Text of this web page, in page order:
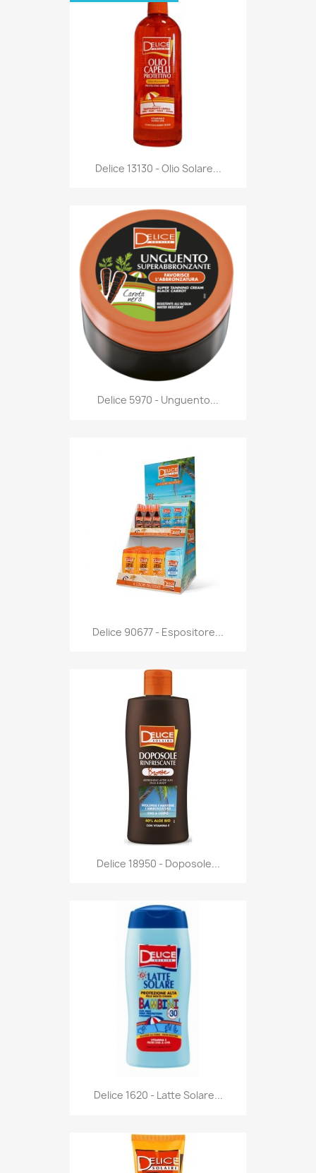
Anteprima
Delice 13130 - Olio Solare...
Anteprima
Delice 5970 - Unguento...
Anteprima
Delice 90677 - Espositore...
Anteprima
Delice 18950 - Doposole...
Anteprima
Delice 1620 - Latte Solare...